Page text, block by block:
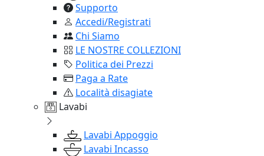
Supporto
Accedi/Registrati
Chi Siamo
LE NOSTRE COLLEZIONI
Politica dei Prezzi
Paga a Rate
Località disagiate
Lavabi
Lavabi Appoggio
Lavabi Incasso